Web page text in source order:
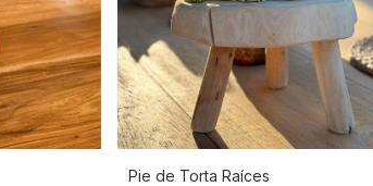
Pie de Torta Raíces